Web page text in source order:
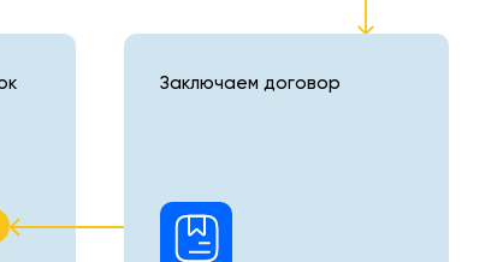
Заключаем договор